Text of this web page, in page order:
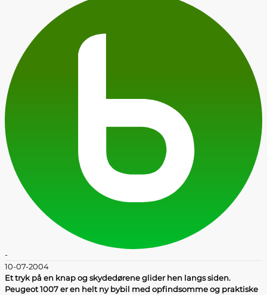
-
10-07-2004
Et tryk på en knap og skydedørene glider hen langs siden.
Peugeot 1007 er en helt ny bybil med opfindsomme og praktiske